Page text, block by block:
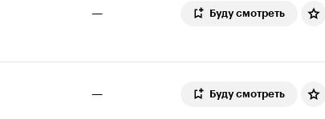
— Буду смотреть
— Буду смотреть